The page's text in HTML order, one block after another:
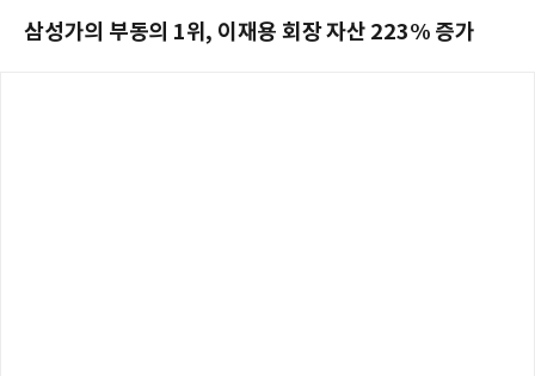
삼성가의 부동의 1위, 이재용 회장 자산 223% 증가